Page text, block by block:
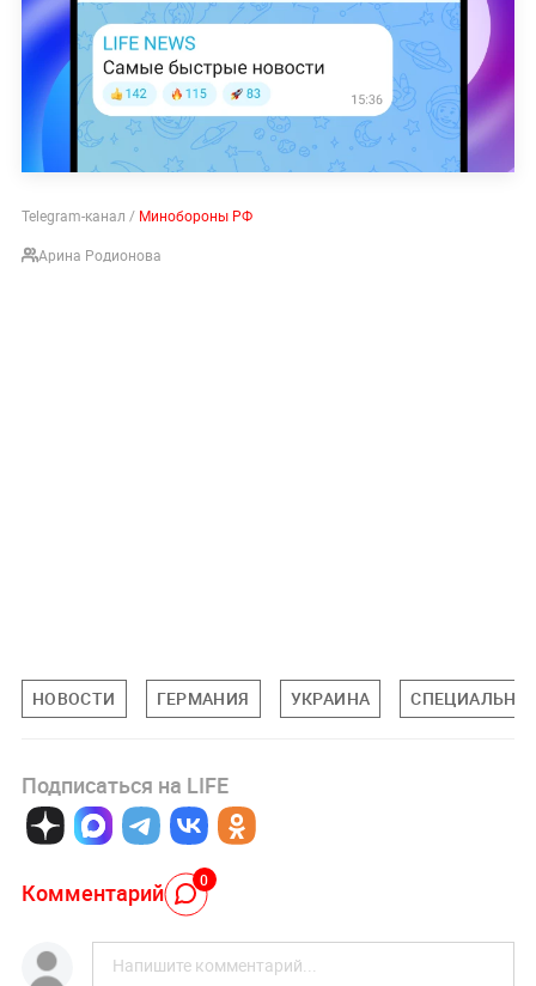
Telegram-канал / Минобороны РФ
Арина Родионова
НОВОСТИ ГЕРМАНИЯ УКРАИНА
Подписаться на LIFE
Комментарий 0